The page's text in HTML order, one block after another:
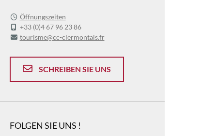
Öffnungszeiten
+33 (0)4 67 96 23 86
tourisme@cc-clermontais.fr
SCHREIBEN SIE UNS
FOLGEN SIE UNS !